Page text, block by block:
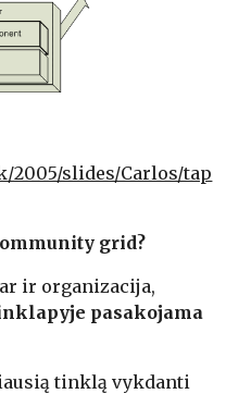
2005/slides/Carlos/tap
grid?
ir organizacija,
pasakojama
tinklą vykdanti